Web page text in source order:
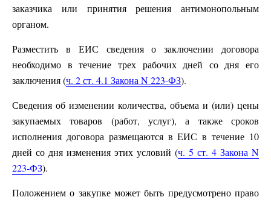
заказчика или принятия решения антимонопольным
органом.
Разместить в ЕИС сведения о заключении договора
необходимо в течение трех рабочих дней со дня его
заключения (ч. 2 ст. 4.1 Закона N 223-ФЗ).
Сведения об изменении количества, объема и (или) цены
закупаемых товаров (работ, услуг), а также сроков
исполнения договора размещаются в ЕИС в течение 10
дней со дня изменения этих условий (ч. 5 ст. 4 Закона N
223-ФЗ).
Положением о закупке может быть предусмотрено право